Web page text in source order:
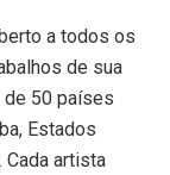
a todos os
de sua
de 50 países
Estados
Cada artista